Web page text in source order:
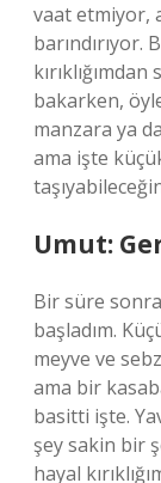
vaat etmiyor,
bakarken,
manzara ya
ama işte
Umut:
Bir süre
başladım.
meyve ve
ama bir
basitti işte.
şey sakin bir
hayal